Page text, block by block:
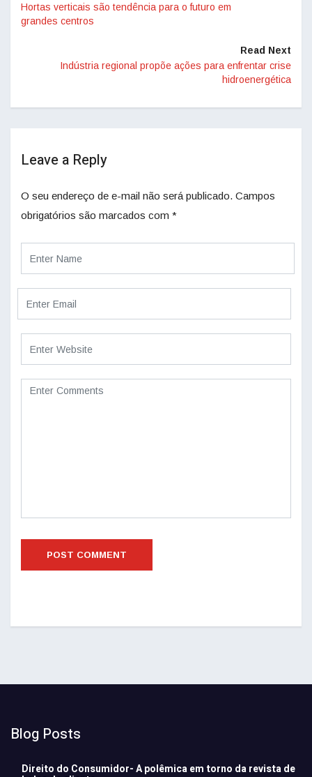
Hortas verticais são tendência para o futuro em
grandes centros
Read Next
Indústria regional propõe ações para enfrentar crise
hidroenergética
Leave a Reply
O seu endereço de e-mail não será publicado. Campos
obrigatórios são marcados com *
Blog Posts
Direito do Consumidor- A polêmica em torno da revista de